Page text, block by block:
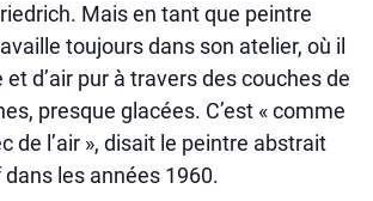
Mais en tant que peintre
toujours dans son atelier, où il
d’air pur à travers des couches de
presque glacées. C’est « comme
de l’air », disait le peintre abstrait
les années 1960.